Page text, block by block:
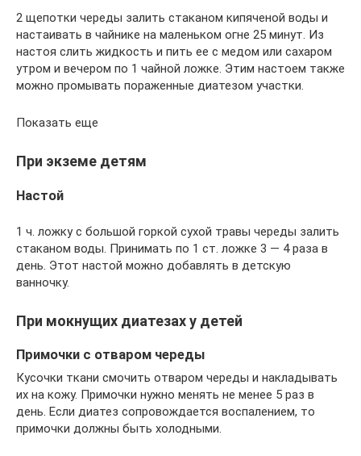
2 щепотки череды залить стаканом кипяченой воды и
настаивать в чайнике на маленьком огне 25 минут. Из
настоя слить жидкость и пить ее с медом или сахаром
утром и вечером по 1 чайной ложке. Этим настоем также
можно промывать пораженные диатезом участки.
Показать еще
При экземе детям
Настой
1 ч. ложку с большой горкой сухой травы череды залить
стаканом воды. Принимать по 1 ст. ложке 3 — 4 раза в
день. Этот настой можно добавлять в детскую
ванночку.
При мокнущих диатезах у детей
Примочки с отваром череды
Кусочки ткани смочить отваром череды и накладывать
их на кожу. Примочки нужно менять не менее 5 раз в
день. Если диатез сопровождается воспалением, то
примочки должны быть холодными.